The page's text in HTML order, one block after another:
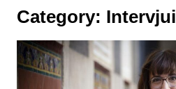
Category: Intervjui